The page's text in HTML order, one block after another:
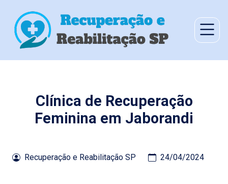
Clínica de Recuperação
Feminina em Jaborandi
Recuperação e Reabilitação SP 24/04/2024